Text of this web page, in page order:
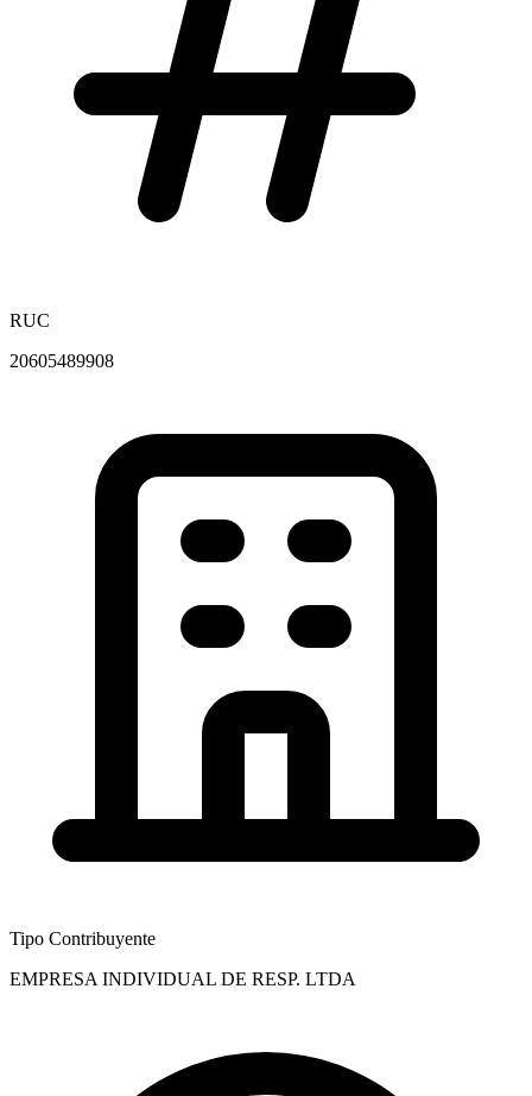
RUC
20605489908
Tipo Contribuyente
EMPRESA INDIVIDUAL DE RESP. LTDA